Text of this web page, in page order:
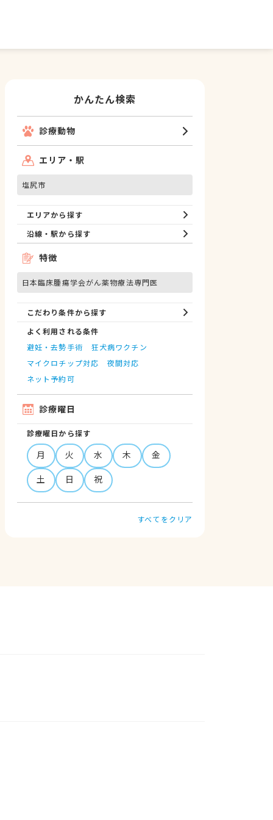
かんたん検索
診療動物
エリア・駅
塩尻市
エリアから探す
沿線・駅から探す
特徴
日本臨床腫瘍学会がん薬物療法専門医
こだわり条件から探す
よく利用される条件
避妊・去勢手術
狂犬病ワクチン
マイクロチップ対応
夜間対応
ネット予約可
診療曜日
診療曜日から探す
月 火 水 木
金
土
日 祝
すべてをクリア